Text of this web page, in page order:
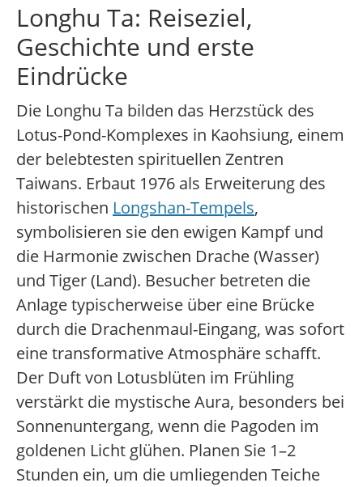
Longhu Ta: Reiseziel,
Geschichte und erste
Eindrücke
Die Longhu Ta bilden das Herzstück des
Lotus-Pond-Komplexes in Kaohsiung, einem
der belebtesten spirituellen Zentren
Taiwans. Erbaut 1976 als Erweiterung des
historischen Longshan-Tempels,
symbolisieren sie den ewigen Kampf und
die Harmonie zwischen Drache (Wasser)
und Tiger (Land). Besucher betreten die
Anlage typischerweise über eine Brücke
durch die Drachenmaul-Eingang, was sofort
eine transformative Atmosphäre schafft.
Der Duft von Lotusblüten im Frühling
verstärkt die mystische Aura, besonders bei
Sonnenuntergang, wenn die Pagoden im
goldenen Licht glühen. Planen Sie 1–2
Stunden ein, um die umliegenden Teiche